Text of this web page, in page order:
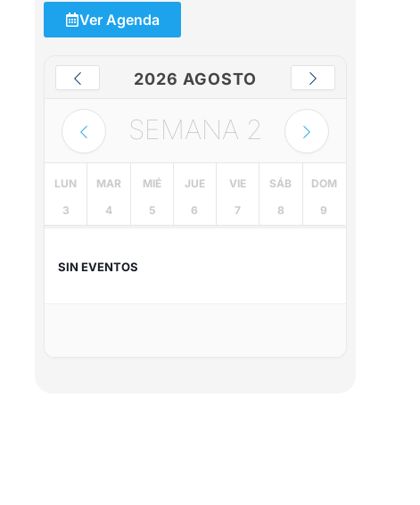
Ver Agenda
2026 AGOSTO
SEMANA 2
LUN
3
MAR
4
MIÉ
5
JUE
6
VIE
7
SÁB
8
DOM
9
SIN EVENTOS